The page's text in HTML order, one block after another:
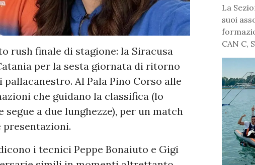
rush finale di stagione: la Siracusa
per la sesta giornata di ritorno
Al Pala Pino Corso alle
che guidano la classifica (lo
a due lunghezze), per un match
presentazioni.
i tecnici Peppe Bonaiuto e Gigi
La
suoi
CAN C,